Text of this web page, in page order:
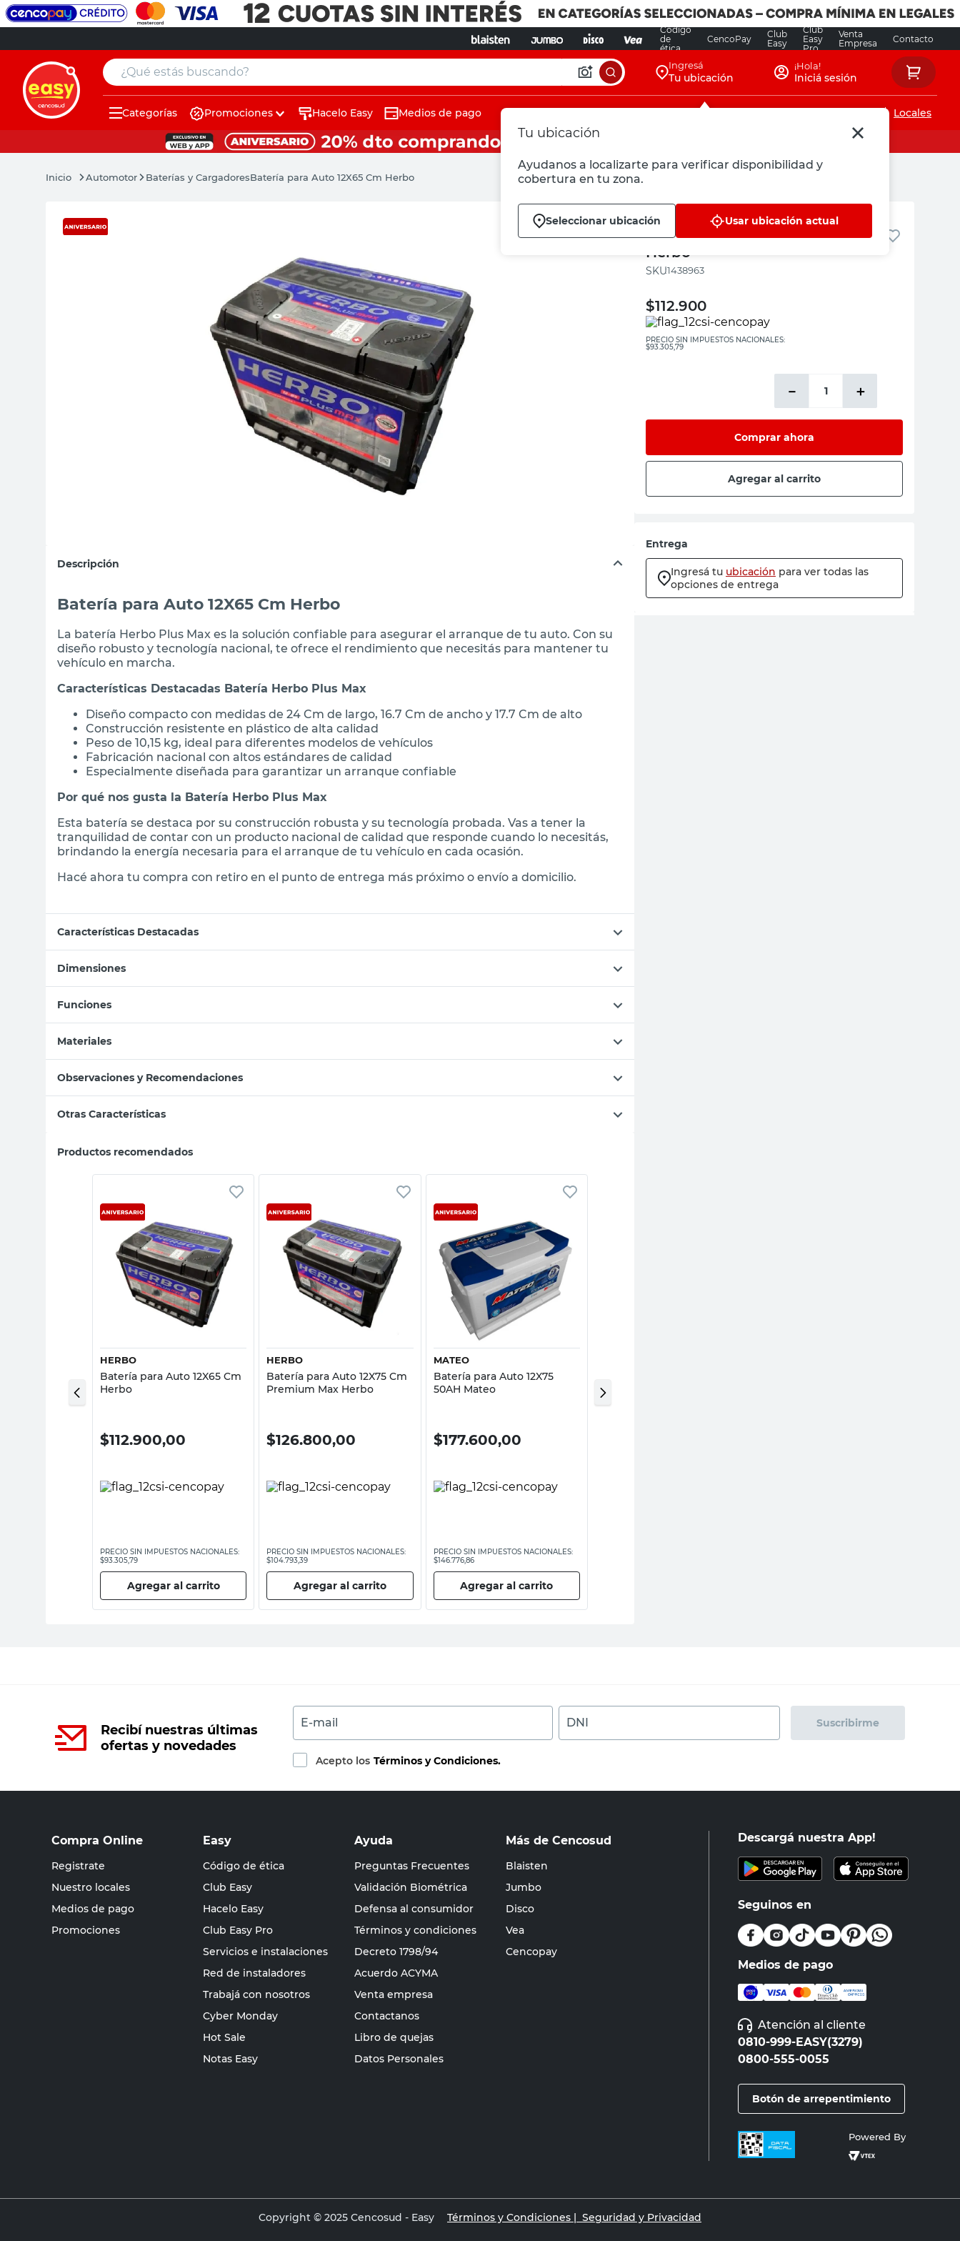
Código
de
ética
CencoPay
Club
Easy
Club
Easy
Pro
Venta
Empresa
Contacto
¿Qué estás buscando? Ingresá
Tu ubicación
Tu ubicación
Ayudanos a localizarte para verificar disponibilidad y
cobertura en tu zona.
Seleccionar ubicación Usar ubicación actual
¡Hola!
Iniciá sesión
Categorías Promociones Hacelo Easy Medios de pago Locales
Automotor Baterías y CargadoresBatería para Auto 12X65 Cm Herbo
Descripción
Batería para Auto 12X65 Cm Herbo
La batería Herbo Plus Max es la solución confiable para asegurar el arranque de tu auto. Con su
diseño robusto y tecnología nacional, te ofrece el rendimiento que necesitás para mantener tu
vehículo en marcha.
Características Destacadas Batería Herbo Plus Max
Diseño compacto con medidas de 24 Cm de largo, 16.7 Cm de ancho y 17.7 Cm de alto
Construcción resistente en plástico de alta calidad
Peso de 10,15 kg, ideal para diferentes modelos de vehículos
Fabricación nacional con altos estándares de calidad
Especialmente diseñada para garantizar un arranque confiable
Por qué nos gusta la Batería Herbo Plus Max
Esta batería se destaca por su construcción robusta y su tecnología probada. Vas a tener la
tranquilidad de contar con un producto nacional de calidad que responde cuando lo necesitás,
brindando la energía necesaria para el arranque de tu vehículo en cada ocasión.
Hacé ahora tu compra con retiro en el punto de entrega más próximo o envío a domicilio.
Características Destacadas
Dimensiones
Funciones
Materiales
Observaciones y Recomendaciones
Otras Características
Productos recomendados
Vista rápida
HERBO
Batería para Auto 12X65 Cm
Herbo
$112.900,00
PRECIO SIN IMPUESTOS NACIONALES:
$93.305,79
Agregar al carrito
Vista rápida
HERBO
Batería para Auto 12X75 Cm
Premium Max Herbo
$126.800,00
PRECIO SIN IMPUESTOS NACIONALES:
$104.793,39
Agregar al carrito
Vista rápida
MATEO
Batería para Auto 12X75
50AH Mateo
$177.600,00
PRECIO SIN IMPUESTOS NACIONALES:
$146.776,86
Agregar al carrito
Conroll Mateo
Herbo
Batería para Auto 12X65 Cm
Herbo
:1438963
$112.900
PRECIO SIN IMPUESTOS NACIONALES:
$93.305,79
＋
－
Comprar ahora
Agregar al carrito
Entrega
Ingresá tu ubicación para ver todas las
opciones de entrega
Recibí nuestras últimas
ofertas y novedades
E-mail DNI Suscribirme
Acepto los Términos y Condiciones.
Compra Online
Registrate
Nuestro locales
Medios de pago
Promociones
Easy
Código de ética
Club Easy
Hacelo Easy
Club Easy Pro
Servicios e instalaciones
Red de instaladores
Trabajá con nosotros
Cyber Monday
Hot Sale
Notas Easy
Ayuda
Preguntas Frecuentes
Validación Biométrica
Defensa al consumidor
Términos y condiciones
Decreto 1798/94
Acuerdo ACYMA
Venta empresa
Contactanos
Libro de quejas
Datos Personales
Más de Cencosud
Blaisten
Jumbo
Disco
Vea
Cencopay
Descargá nuestra App!
Seguinos en
Medios de pago
Atención al cliente
0810-999-EASY(3279)
0800-555-0055
Botón de arrepentimiento
Powered By
Copyright © 2025 Cencosud - Easy Términos y Condiciones | Seguridad y Privacidad
muebles